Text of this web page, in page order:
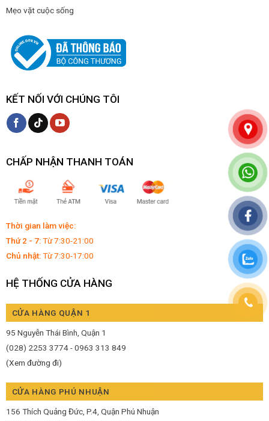
Mẹo vặt cuộc sống
KẾT NỐI VỚI CHÚNG TÔI
CHẤP NHẬN THANH TOÁN
Thời gian làm việc:
Thứ 2 - 7:Từ 7:30-21:00
Chủ nhật:Từ 7:30-17:00
HỆ THỐNG CỬA HÀNG
CỬA HÀNG QUẬN 1
95 Nguyễn Thái Bình, Quận 1
(028) 2253 3774 - 0963 313 849
(Xem đường đi)
CỬA HÀNG PHÚ NHUẬN
156 Thích Quảng Đức, P.4, Quận Phú Nhuận